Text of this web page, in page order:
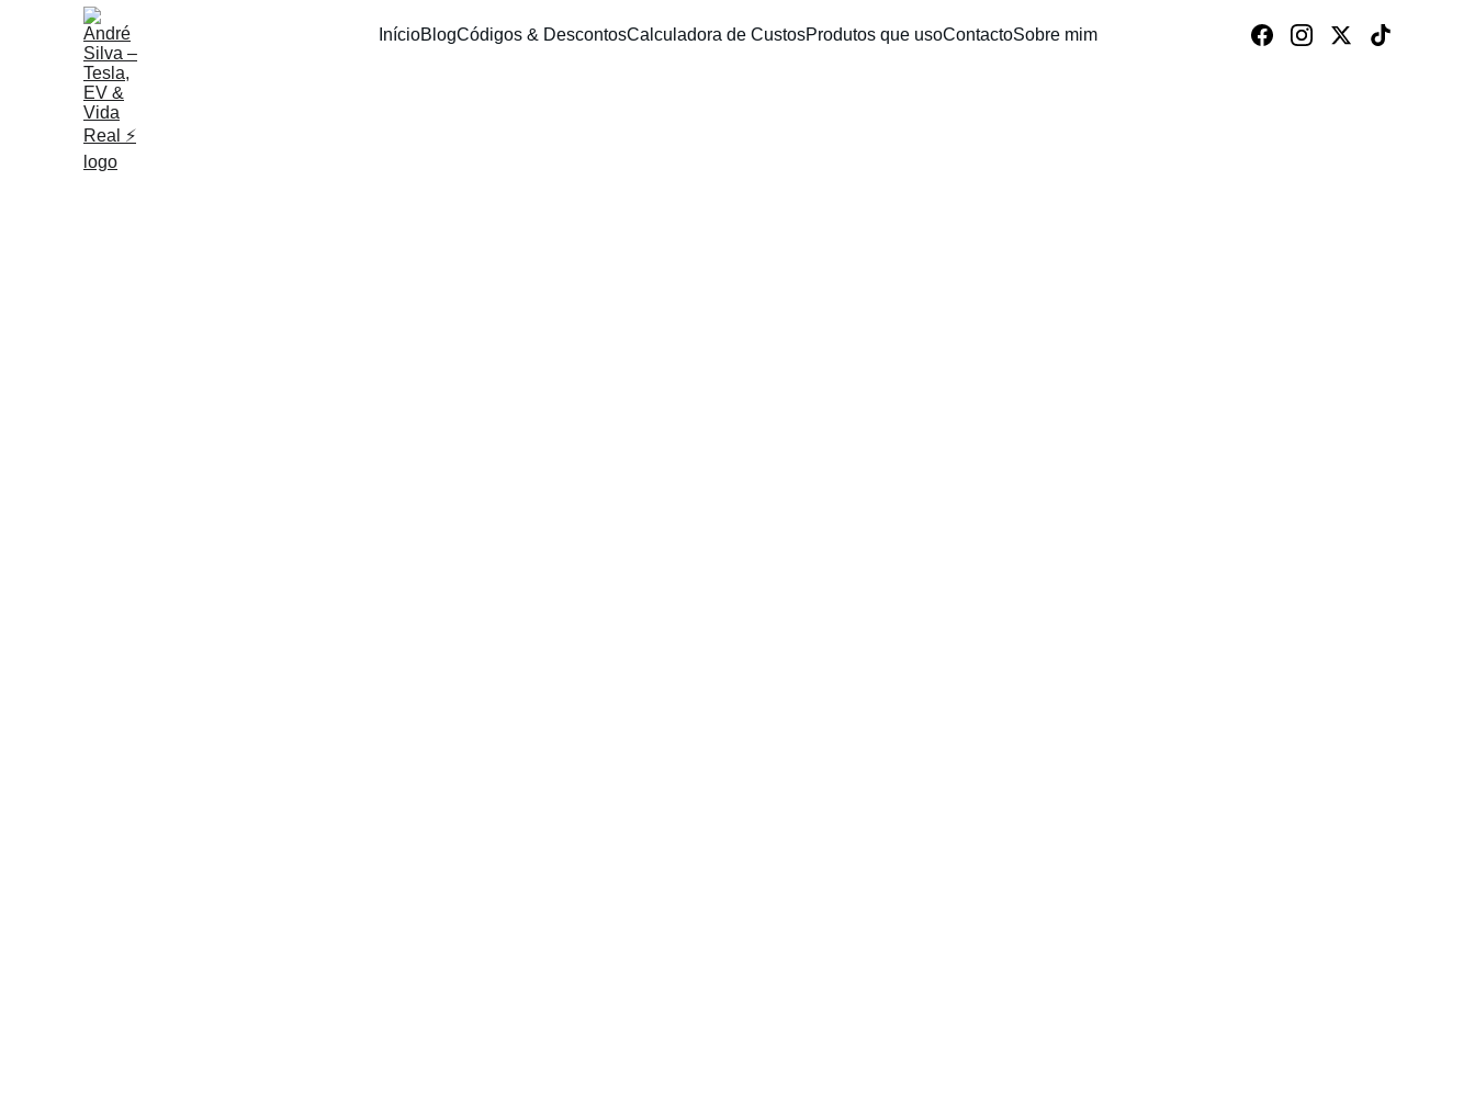
InícioBlogCódigos & DescontosCalculadora de CustosProdutos que usoContactoSobre mim